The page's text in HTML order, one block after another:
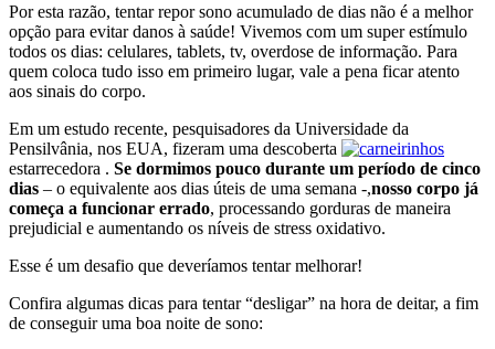
Por esta razão, tentar repor sono acumulado de dias não é a melhor
opção para evitar danos à saúde! Vivemos com um super estímulo
todos os dias: celulares, tablets, tv, overdose de informação. Para
quem coloca tudo isso em primeiro lugar, vale a pena ficar atento
aos sinais do corpo.
Em um estudo recente, pesquisadores da Universidade da
Pensilvânia, nos EUA, fizeram uma descoberta
estarrecedora . Se dormimos pouco durante um período de cinco
dias – o equivalente aos dias úteis de uma semana -,nosso corpo já
começa a funcionar errado, processando gorduras de maneira
prejudicial e aumentando os níveis de stress oxidativo.
Esse é um desafio que deveríamos tentar melhorar!
Confira algumas dicas para tentar “desligar” na hora de deitar, a fim
de conseguir uma boa noite de sono: